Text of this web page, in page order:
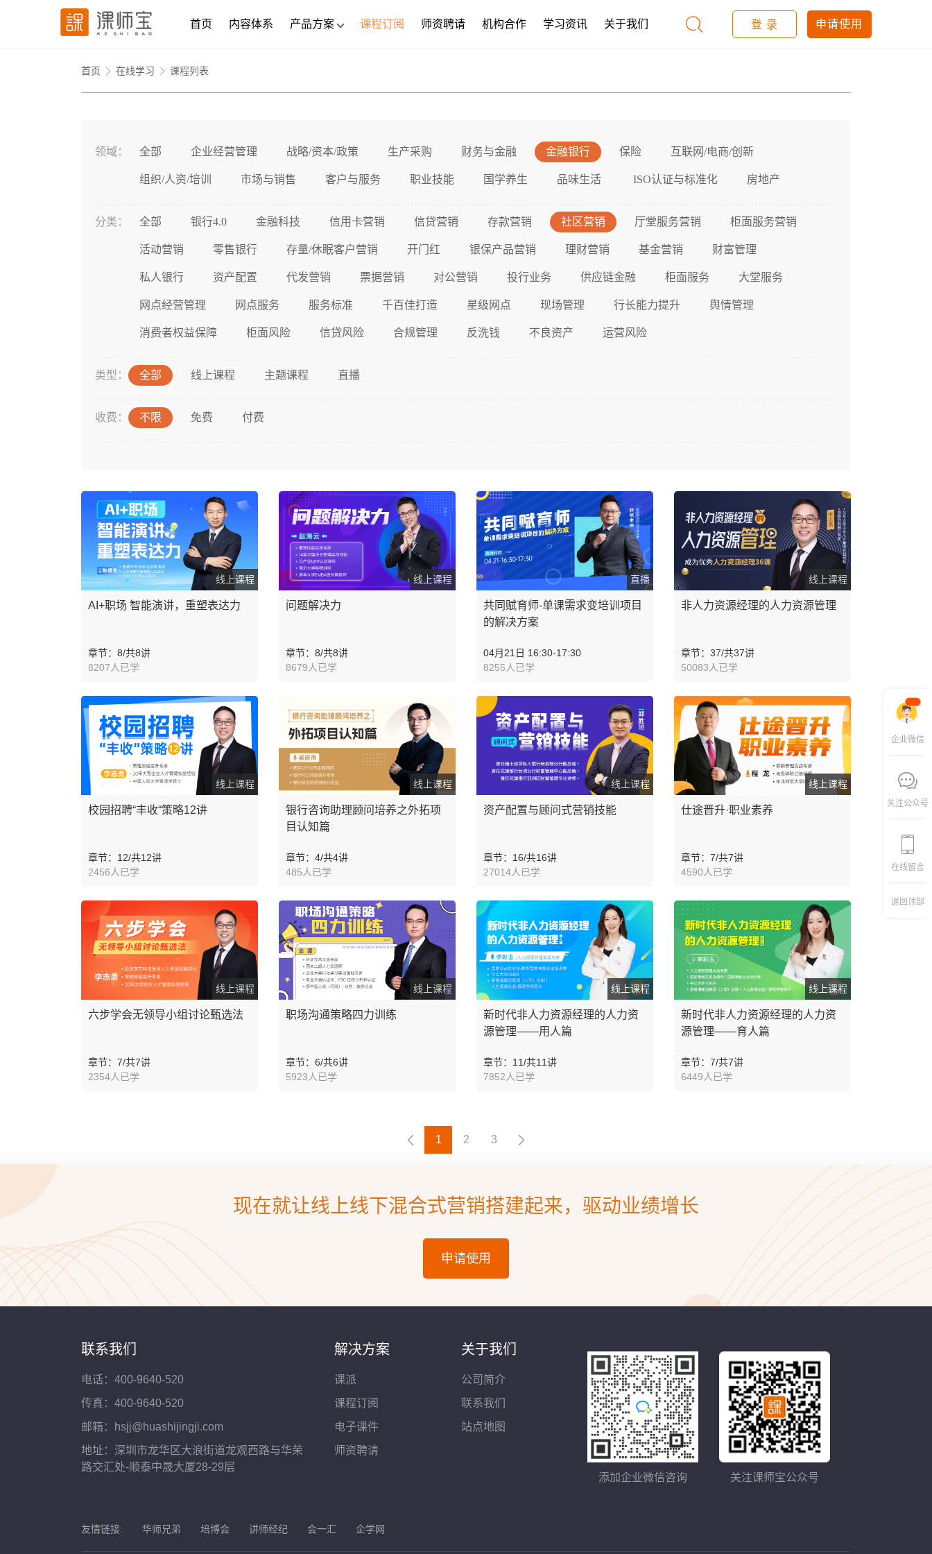
首页 内容体系 产品方案 课程订阅 师资聘请 机构合作 学习资讯 关于我们 登 录 申请使用
首页 在线学习 课程列表
领域： 全部 企业经营管理 战略/资本/政策 生产采购 财务与金融 金融银行 保险 互联网/电商/创新
组织/人资/培训 市场与销售 客户与服务 职业技能 国学养生 品味生活 ISO认证与标准化 房地产
分类： 全部 银行4.0 金融科技 信用卡营销 信贷营销 存款营销 社区营销 厅堂服务营销 柜面服务营销
活动营销 零售银行 存量/休眠客户营销 开门红 银保产品营销 理财营销 基金营销 财富管理
私人银行 资产配置 代发营销 票据营销 对公营销 投行业务 供应链金融 柜面服务 大堂服务
网点经营管理 网点服务 服务标准 千百佳打造 星级网点 现场管理 行长能力提升 舆情管理
消费者权益保障 柜面风险 信贷风险 合规管理 反洗钱 不良资产 运营风险
类型： 全部 线上课程 主题课程 直播
收费： 不限 免费 付费
线上课程
AI+职场 智能演讲，重塑表达力
章节：8/共8讲
8207人已学
线上课程
问题解决力
章节：8/共8讲
8679人已学
直播
共同赋育师-单课需求变培训项目
的解决方案
04月21日 16:30-17:30
8255人已学
线上课程
非人力资源经理的人力资源管理
章节：37/共37讲
50083人已学
线上课程
校园招聘“丰收“策略12讲
章节：12/共12讲
2456人已学
线上课程
银行咨询助理顾问培养之外拓项
目认知篇
章节：4/共4讲
485人已学
线上课程
资产配置与顾问式营销技能
章节：16/共16讲
27014人已学
线上课程
仕途晋升·职业素养
章节：7/共7讲
4590人已学
线上课程
六步学会无领导小组讨论甄选法
章节：7/共7讲
2354人已学
线上课程
职场沟通策略四力训练
章节：6/共6讲
5923人已学
线上课程
新时代非人力资源经理的人力资
源管理——用人篇
章节：11/共11讲
7852人已学
线上课程
新时代非人力资源经理的人力资
源管理——育人篇
章节：7/共7讲
6449人已学
1 2 3
现在就让线上线下混合式营销搭建起来，驱动业绩增长
申请使用
企业微信
关注公众号
在线留言
返回顶部
联系我们
电话：400-9640-520
传真：400-9640-520
邮箱：hsjj@huashijingji.com
地址：深圳市龙华区大浪街道龙观西路与华荣
路交汇处-顺泰中晟大厦28-29层
解决方案
课派
课程订阅
电子课件
师资聘请
关于我们
公司简介
联系我们
站点地图
添加企业微信咨询 关注课师宝公众号
友情链接: 华师兄弟 培博会 讲师经纪 会一汇 企学网